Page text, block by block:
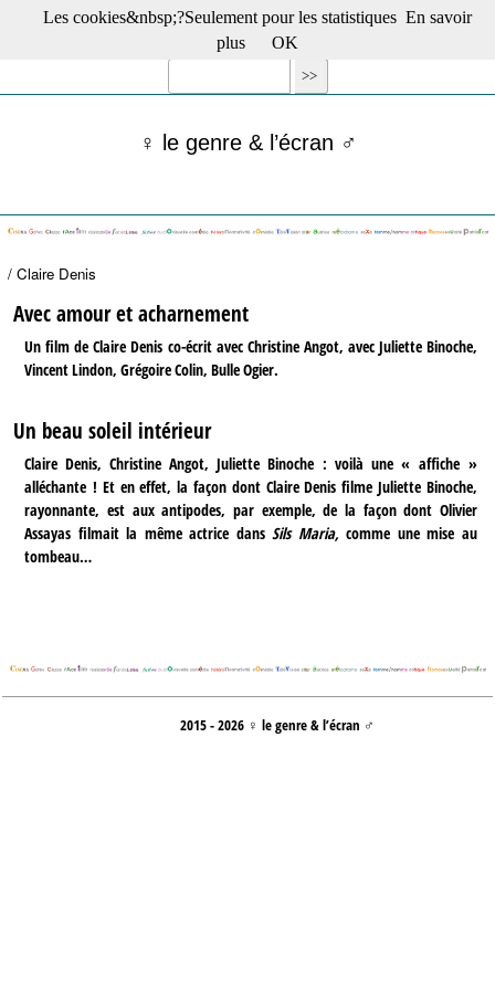
☰ Menu
Films récents
Films -TV/plates-formes
Archives
S’abonner à la Lettre !
♀ le genre & l’écran ♂
/ Claire Denis
Avec amour et acharnement
Un film de Claire Denis co-écrit avec Christine Angot, avec Juliette Binoche,
Vincent Lindon, Grégoire Colin, Bulle Ogier.
Un beau soleil intérieur
Claire Denis, Christine Angot, Juliette Binoche : voilà une « affiche »
alléchante ! Et en effet, la façon dont Claire Denis filme Juliette Binoche,
rayonnante, est aux antipodes, par exemple, de la façon dont Olivier
Assayas filmait la même actrice dansSils Maria,comme une mise au
tombeau…
2015 - 2026 ♀ le genre & l’écran ♂
Les cookies&nbsp;?Seulement pour les statistiques En savoir
plus
OK